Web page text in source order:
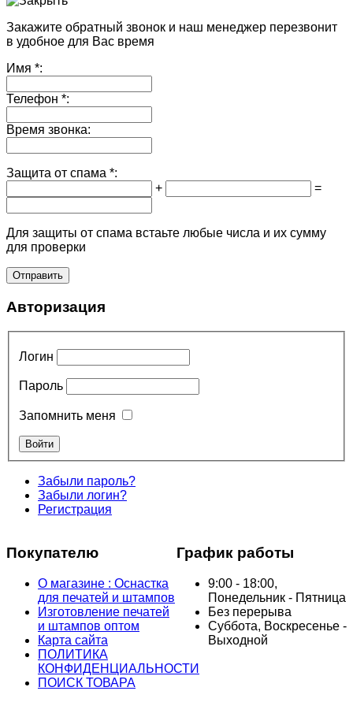
Закажите обратный звонок и наш менеджер перезвонит
в удобное для Вас время
Имя *:
Телефон *:
Время звонка:
Защита от спама *:
+
=
Для защиты от спама встаьте любые числа и их сумму
для проверки
Авторизация
Логин
Пароль
Запомнить меня
Забыли пароль?
Забыли логин?
Регистрация
Покупателю
О магазине : Оснастка
для печатей и штампов
Изготовление печатей
и штампов оптом
Карта сайта
ПОЛИТИКА
КОНФИДЕНЦИАЛЬНОСТИ
ПОИСК ТОВАРА
График работы
9:00 - 18:00,
Понедельник - Пятница
Без перерыва
Суббота, Воскресенье -
Выходной